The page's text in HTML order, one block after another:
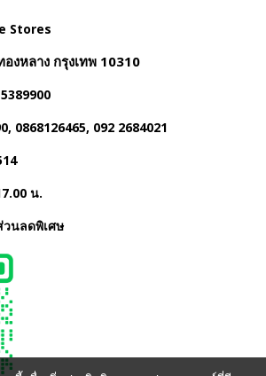
Stores
งหลาง กรุงเทพ 10310
0868126465, 092 2684021
น.
วนลดพิเศษ